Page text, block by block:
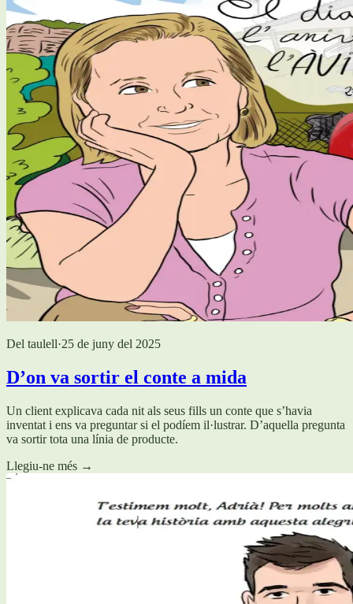
Del taulell·25 de juny del 2025
D’on va sortir el conte a mida
Un client explicava cada nit als seus fills un conte que s’havia
inventat i ens va preguntar si el podíem il·lustrar. D’aquella pregunta
va sortir tota una línia de producte.
Llegiu-ne més →